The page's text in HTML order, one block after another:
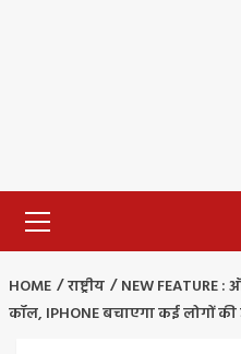
Menu
HOME राष्ट्रीय
NEW FEATURE
कॉल, IPHONE बचाएगा कई लोगों